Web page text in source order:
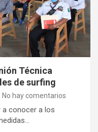
Técnica
de surfing
No hay comentarios
a conocer a los